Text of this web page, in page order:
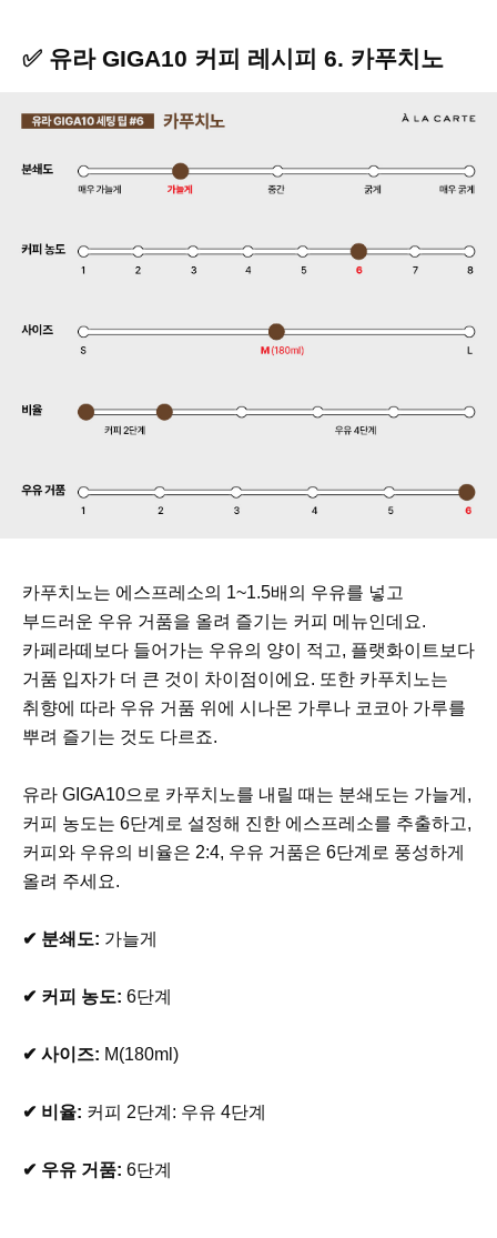
✅ 유라 GIGA10 커피 레시피 6. 카푸치노
카푸치노는 에스프레소의 1~1.5배의 우유를 넣고
부드러운 우유 거품을 올려 즐기는 커피 메뉴인데요.
카페라떼보다 들어가는 우유의 양이 적고, 플랫화이트보다
거품 입자가 더 큰 것이 차이점이에요. 또한 카푸치노는
취향에 따라 우유 거품 위에 시나몬 가루나 코코아 가루를
뿌려 즐기는 것도 다르죠.
유라 GIGA10으로 카푸치노를 내릴 때는 분쇄도는 가늘게,
커피 농도는 6단계로 설정해 진한 에스프레소를 추출하고,
커피와 우유의 비율은 2:4, 우유 거품은 6단계로 풍성하게
올려 주세요.
✔ 분쇄도: 가늘게
✔ 커피 농도: 6단계
✔ 사이즈: M(180ml)
✔ 비율: 커피 2단계: 우유 4단계
✔ 우유 거품: 6단계